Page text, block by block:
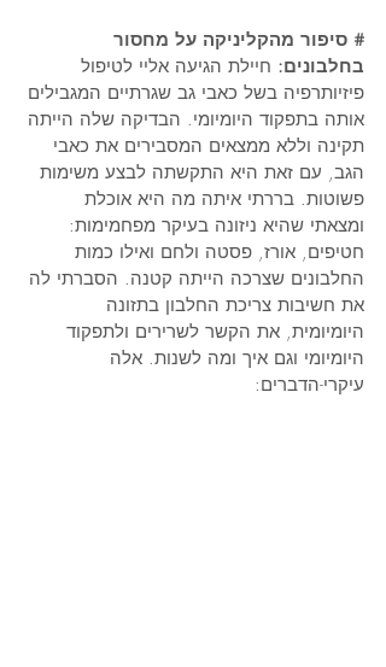
# סיפור מהקליניקה על מחסור
בחלבונים: חיילת הגיעה אליי לטיפול
פיזיותרפיה בשל כאבי גב שגרתיים המגבילים
אותה בתפקוד היומיומי. הבדיקה שלה הייתה
תקינה וללא ממצאים המסבירים את כאבי
הגב, עם זאת היא התקשתה לבצע משימות
פשוטות. בררתי איתה מה היא אוכלת
ומצאתי שהיא ניזונה בעיקר מפחמימות:
חטיפים, אורז, פסטה ולחם ואילו כמות
החלבונים שצרכה הייתה קטנה. הסברתי לה
את חשיבות צריכת החלבון בתזונה
היומיומית, את הקשר לשרירים ולתפקוד
היומיומי וגם איך ומה לשנות. אלה
עיקרי-הדברים: